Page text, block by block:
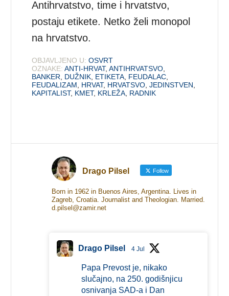
Antihrvatstvo, time i hrvatstvo,
postaju etikete. Netko želi monopol
na hrvatstvo.
OBJAVLJENO U: OSVRT
OZNAKE: ANTI-HRVAT,ANTIHRVATSVO
BANKER
DUŽNIK ETIKETA FEUDALAC
FEUDALIZAM
HRVAT, HRVATSVO ,JEDINSTVEN
KAPITALIST, KMET, KRLEŽA RADNIK
Drago Pilsel Follow
Born in 1962 in Buenos Aires, Argentina. Lives in
Zagreb, Croatia. Journalist and Theologian. Married.
d.pilsel@zamir.net
Drago Pilsel 4 Jul
Papa Prevost je, nikako
slučajno, na 250. godišnjicu
osnivanja SAD-a i Dan